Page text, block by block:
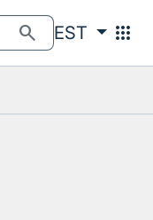
search EST apps